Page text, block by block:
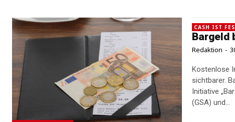
CASH IST
Bargeld
Redaktion -
Kostenlose
sichtbarer. Bargeld bleibt in der Gastronomie gefragt Mit der neuen
Initiative
(GSA) und...